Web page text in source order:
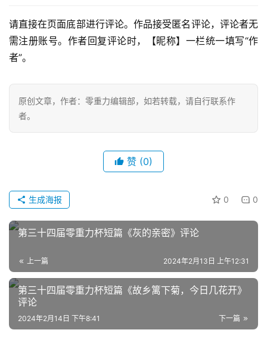
力
科
幻
文
投
稿
科
幻
资
讯
主
题
幻
登录
请直接在页面底部进行评论。作品接受匿名评论，评论者无
需注册账号。作者回复评论时，【昵称】一栏统一填写“作
者”。
原创文章，作者：零重力编辑部，如若转载，请自行联系作
者。
赞 (0)
0 0
生成海报
第三十四届零重力杯短篇《灰的亲密》评论
上一篇 2024年2月13日 上午12:31
第三十四届零重力杯短篇《故乡篱下菊，今日几花开》
评论
下一篇
2024年2月14日 下午8:41